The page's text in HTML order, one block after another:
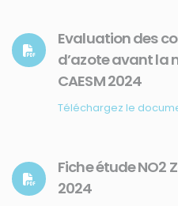
Evaluation des
d’azote avant la
CAESM 2024
Téléchargez le
Fiche étude NO2
2024